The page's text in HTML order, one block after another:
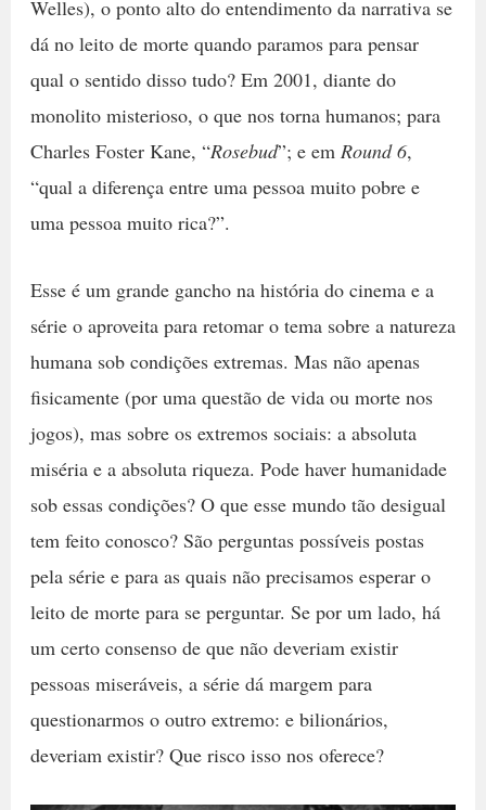
Welles), o ponto alto do entendimento da narrativa se
dá no leito de morte quando paramos para pensar
qual o sentido disso tudo? Em 2001, diante do
monolito misterioso, o que nos torna humanos; para
Charles Foster Kane, “Rosebud”; e em Round 6,
“qual a diferença entre uma pessoa muito pobre e
uma pessoa muito rica?”.
Esse é um grande gancho na história do cinema e a
série o aproveita para retomar o tema sobre a natureza
humana sob condições extremas. Mas não apenas
fisicamente (por uma questão de vida ou morte nos
jogos), mas sobre os extremos sociais: a absoluta
miséria e a absoluta riqueza. Pode haver humanidade
sob essas condições? O que esse mundo tão desigual
tem feito conosco? São perguntas possíveis postas
pela série e para as quais não precisamos esperar o
leito de morte para se perguntar. Se por um lado, há
um certo consenso de que não deveriam existir
pessoas miseráveis, a série dá margem para
questionarmos o outro extremo: e bilionários,
deveriam existir? Que risco isso nos oferece?